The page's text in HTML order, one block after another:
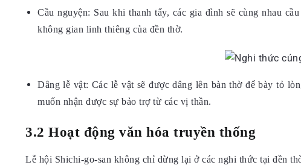
Cầu nguyện: Sau khi thanh tẩy, các gia đình sẽ cùng nhau
không gian linh thiêng của đền thờ.
Dâng lễ vật: Các lễ vật sẽ được dâng lên bàn thờ để bày tỏ
muốn nhận được sự bảo trợ từ các vị thần.
3.2 Hoạt động văn hóa truyền thống
Lễ hội Shichi-go-san không chỉ dừng lại ở các nghi thức tại đền